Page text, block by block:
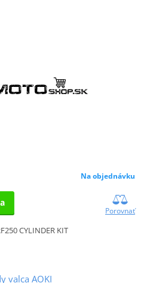
Na objednávku
Porovnať
CYLINDER KIT
valca AOKI